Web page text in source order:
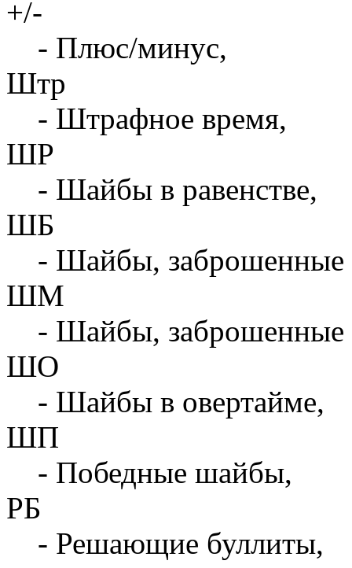
+/-
- Плюс/минус,
Штр
- Штрафное время,
ШР
- Шайбы в равенстве,
ШБ
- Шайбы, заброшенные
ШМ
- Шайбы, заброшенные
ШО
- Шайбы в овертайме,
ШП
- Победные шайбы,
РБ
- Решающие буллиты,